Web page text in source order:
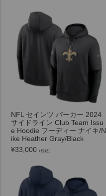
NFL セインツ パーカー 2024
サイドライン Club Team Issu
e Hoodie フーディー ナイキ/N
ike Heather Gray/Black
¥33,000 （税込）